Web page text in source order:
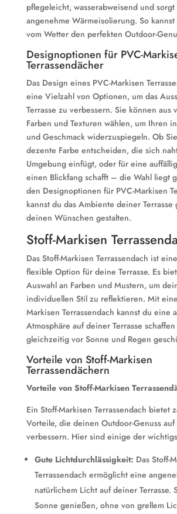
pflegeleicht, wasserabweisend und
angenehme Wärmeisolierung. So
vom Wetter den perfekten Outdoor-
Designoptionen für PVC-
Terrassendächer
Das Design eines PVC-Markisen
eine Vielzahl von Optionen, um das
Terrasse zu verbessern. Sie können aus
Farben und Texturen wählen, um Ihren
und Geschmack widerzuspiegeln. Ob
dezente Farbe entscheiden, die sich
Umgebung einfügt, oder für eine
einen Blickfang schafft – die Wahl liegt
den Designoptionen für PVC-Markisen
kannst du das Ambiente deiner Terrasse
deinen Wünschen gestalten.
Stoff-Markisen
Das Stoff-Markisen Terrassendach ist
flexible Option für deine Terrasse. Es
Auswahl an Farben und Mustern, um
individuellen Stil zu reflektieren. Mit
Markisen Terrassendach kannst du eine
Atmosphäre auf deiner Terrasse
gleichzeitig vor Sonne und Regen
Vorteile von Stoff-Markisen
Terrassendächern
Vorteile von Stoff-Markisen
Ein Stoff-Markisen Terrassendach bietet
Vorteile, die deinen Outdoor-Genuss auf
verbessern. Hier sind einige der
Gute Lichtdurchlässigkeit: Das Stoff-
Terrassendach ermöglicht eine
natürlichem Licht auf deiner Terrasse.
Sonne genießen, ohne von grellem